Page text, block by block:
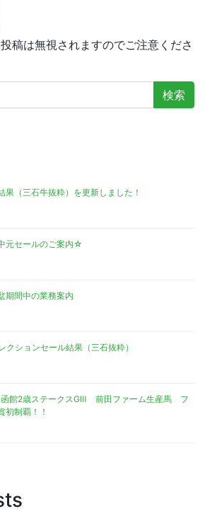
稿は無視されますのでご注意くださ
果（三石牛抜粋）を更新しました！
元セールのご案内☆
期間中の業務案内
クションセール結果（三石抜粋）
函館2歳ステークスGⅢ 前田ファーム生産馬 フ
初制覇！！